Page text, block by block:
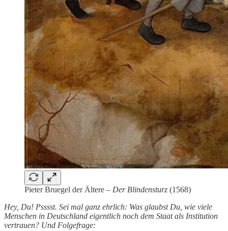
Pieter Bruegel der Ältere – Der Blindensturz (1568)
Hey, Du! Psssst. Sei mal ganz ehrlich: Was glaubst Du, wie viele
Menschen in Deutschland eigentlich noch dem Staat als Institution
vertrauen? Und Folgefrage: